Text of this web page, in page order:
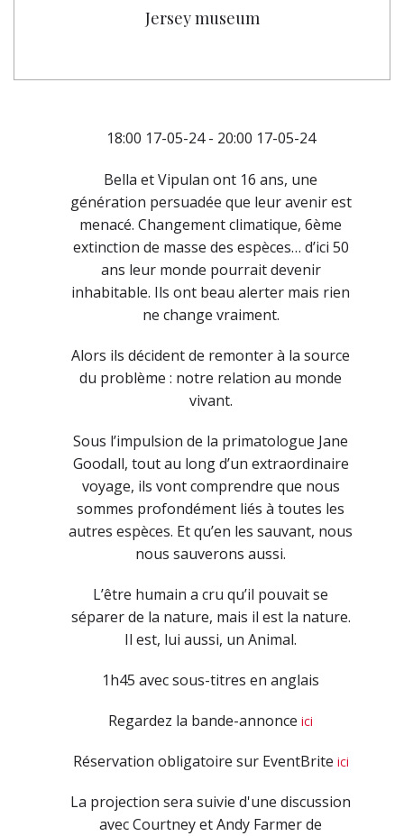
Jersey museum
18:00 17-05-24 - 20:00 17-05-24
Bella et Vipulan ont 16 ans, une
génération persuadée que leur avenir est
menacé. Changement climatique, 6ème
extinction de masse des espèces… d’ici 50
ans leur monde pourrait devenir
inhabitable. Ils ont beau alerter mais rien
ne change vraiment.
Alors ils décident de remonter à la source
du problème : notre relation au monde
vivant.
Sous l’impulsion de la primatologue Jane
Goodall, tout au long d’un extraordinaire
voyage, ils vont comprendre que nous
sommes profondément liés à toutes les
autres espèces. Et qu’en les sauvant, nous
nous sauverons aussi.
L’être humain a cru qu’il pouvait se
séparer de la nature, mais il est la nature.
Il est, lui aussi, un Animal.
1h45 avec sous-titres en anglais
Regardez la bande-annonceici
Réservation obligatoire sur EventBrite ici
La projection sera suivie d'une discussion
avec Courtney et Andy Farmer de